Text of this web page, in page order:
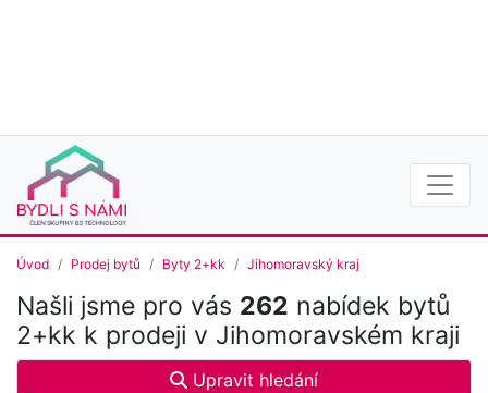
Úvod Prodej bytů Byty 2+kk Jihomoravský kraj
Našli jsme pro vás 262 nabídek bytů
2+kk k prodeji v Jihomoravském kraji
Upravit hledání